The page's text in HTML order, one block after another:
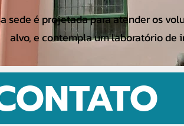
sede é projetada para atender os
alvo, e contempla um laboratório de